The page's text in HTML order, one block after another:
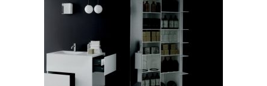
Boffi, mobile bagno,
modello Quadtwo
LEGGI TUTTO